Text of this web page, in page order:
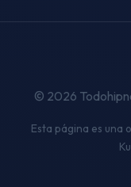
© 2026
Esta página es una